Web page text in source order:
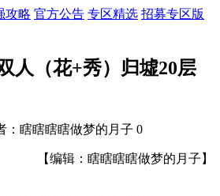
攻略 官方公告 专区精选 招募专区版
人（花+秀）归墟20层
：瞎瞎瞎瞎做梦的月子 0
【编辑：瞎瞎瞎瞎做梦的月子】